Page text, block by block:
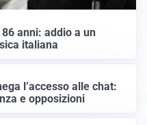
anni: addio a un
italiana
l’accesso alle chat:
e opposizioni